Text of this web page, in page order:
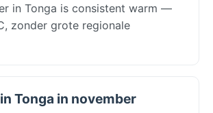
in Tonga is consistent warm —
zonder grote regionale
Tonga in november